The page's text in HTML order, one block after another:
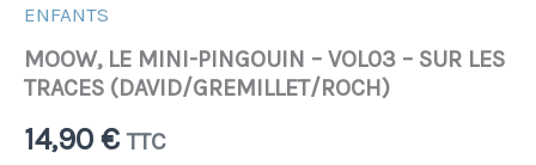
ENFANTS
MOOW, LE MINI-PINGOUIN – VOL03 – SUR LES
TRACES (DAVID/GREMILLET/ROCH)
14,90 € TTC